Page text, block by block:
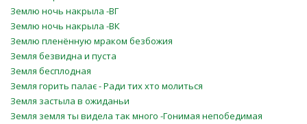
Землю ночь накрыла -ВГ
Землю ночь накрыла -ВК
Землю пленённую мраком безбожия
Земля безвидна и пуста
Земля бесплодная
Земля горить палає - Ради тих хто молиться
Земля застыла в ожиданьи
Земля земля ты видела так много -Гонимая непобедимая